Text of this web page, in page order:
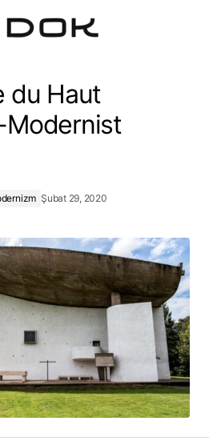
du Haut
Modernist
Şubat 29, 2020